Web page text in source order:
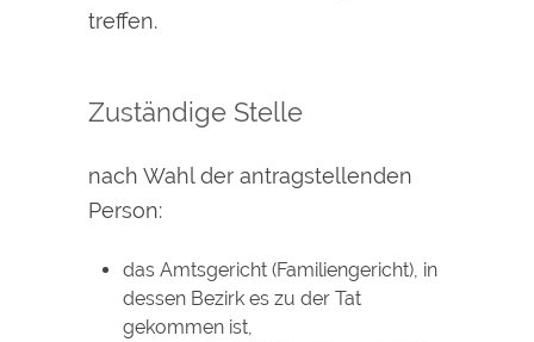
treffen.
Zuständige Stelle
nach Wahl der antragstellenden
Person:
das Amtsgericht (Familiengericht), in
dessen Bezirk es zu der Tat
gekommen ist,